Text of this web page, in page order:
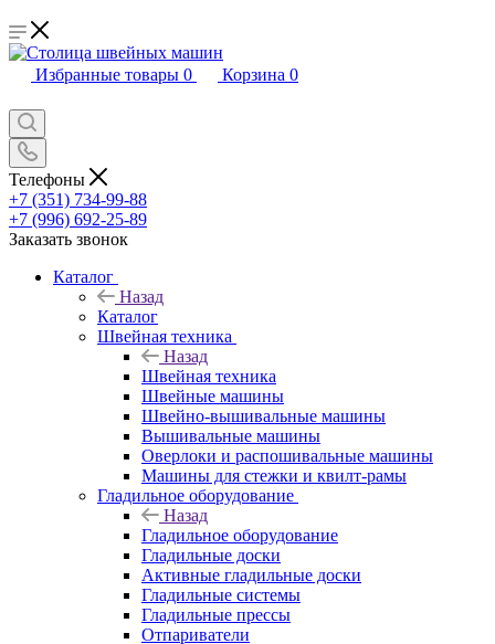
Избранные товары 0 Корзина 0
Телефоны
+7 (351) 734-99-88
+7 (996) 692-25-89
Заказать звонок
Каталог
Назад
Каталог
Швейная техника
Назад
Швейная техника
Швейные машины
Швейно-вышивальные машины
Вышивальные машины
Оверлоки и распошивальные машины
Машины для стежки и квилт-рамы
Гладильное оборудование
Назад
Гладильное оборудование
Гладильные доски
Активные гладильные доски
Гладильные системы
Гладильные прессы
Отпариватели